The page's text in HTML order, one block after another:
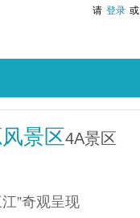
请 登录 或
景区4A景区
”奇观呈现